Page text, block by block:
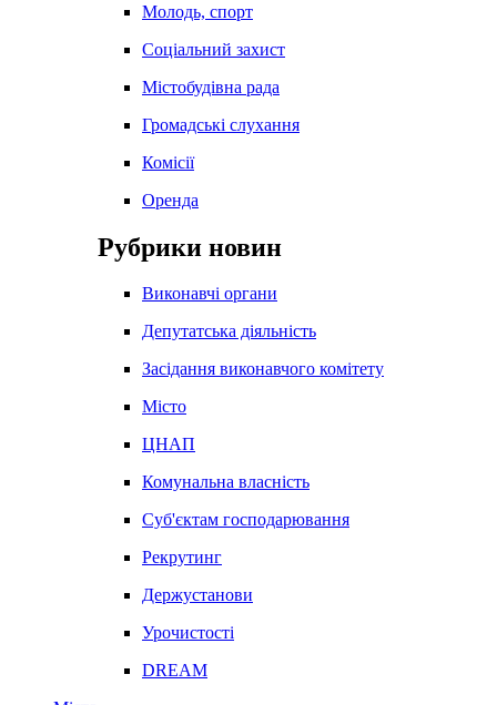
Молодь, спорт
Соціальний захист
Містобудівна рада
Громадські слухання
Комісії
Оренда
Рубрики новин
Виконавчі органи
Депутатська діяльність
Засідання виконавчого комітету
Місто
ЦНАП
Комунальна власність
Суб'єктам господарювання
Рекрутинг
Держустанови
Урочистості
DREAM